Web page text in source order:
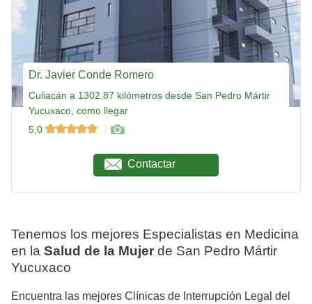
Dr. Javier Conde Romero
Culiacán a 1302.87 kilómetros desde San Pedro Mártir
Yucuxaco, como llegar
5,0
Contactar
Tenemos los mejores Especialistas en Medicina
en la Salud de la Mujer de San Pedro Mártir
Yucuxaco
Encuentra las mejores Clínicas de Interrupción Legal del